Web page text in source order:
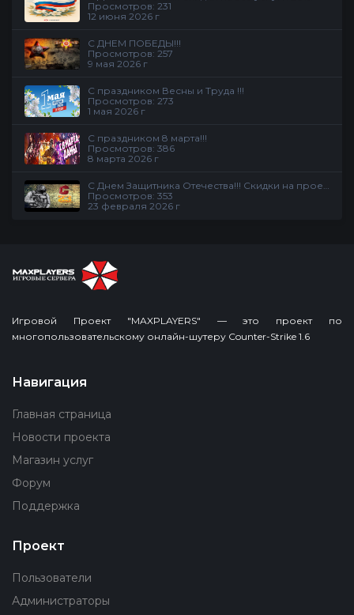
Просмотров: 231
12 июня 2026 г
С ДНЕМ ПОБЕДЫ!!!
Просмотров: 257
9 мая 2026 г
С праздником Весны и Труда !!!
Просмотров: 273
1 мая 2026 г
С праздником 8 марта!!!
Просмотров: 386
8 марта 2026 г
С Днем Защитника Отечества!!! Скидки на проекте
Просмотров: 353
23 февраля 2026 г
Игровой Проект "MAXPLAYERS" — это проект по
многопользовательскому онлайн-шутеру Counter-Strike 1.6
Навигация
Главная страница
Новости проекта
Магазин услуг
Форум
Поддержка
Проект
Пользователи
Администраторы